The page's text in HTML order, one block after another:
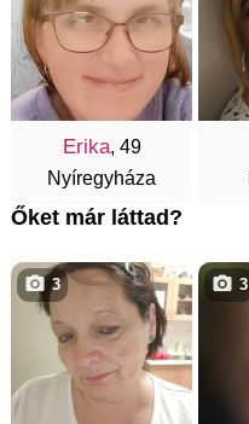
Erika, 49
Nyíregyháza
Őket már láttad?
3 3